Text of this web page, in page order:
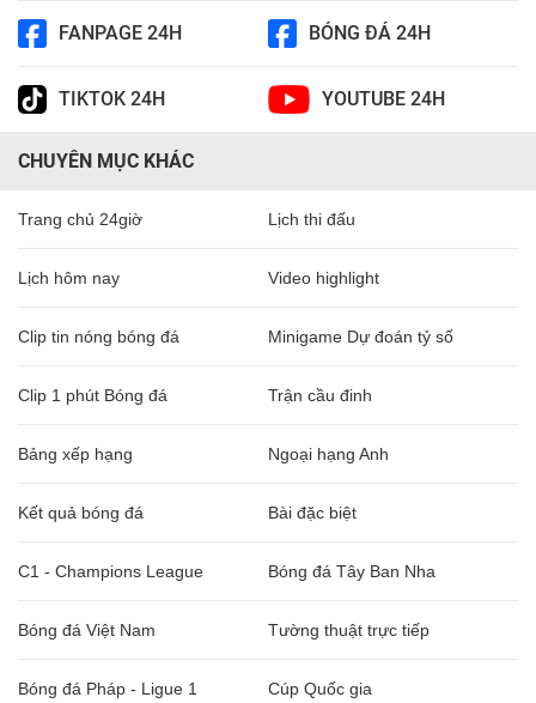
FANPAGE 24H BÓNG ĐÁ 24H
TIKTOK 24H YOUTUBE 24H
CHUYÊN MỤC KHÁC
Trang chủ 24giờ Lịch thi đấu
Lịch hôm nay Video highlight
Clip tin nóng bóng đá Minigame Dự đoán tỷ số
Clip 1 phút Bóng đá Trận cầu đinh
Bảng xếp hạng Ngoại hạng Anh
Kết quả bóng đá Bài đặc biệt
C1 - Champions League Bóng đá Tây Ban Nha
Bóng đá Việt Nam Tường thuật trực tiếp
Bóng đá Pháp - Ligue 1 Cúp Quốc gia